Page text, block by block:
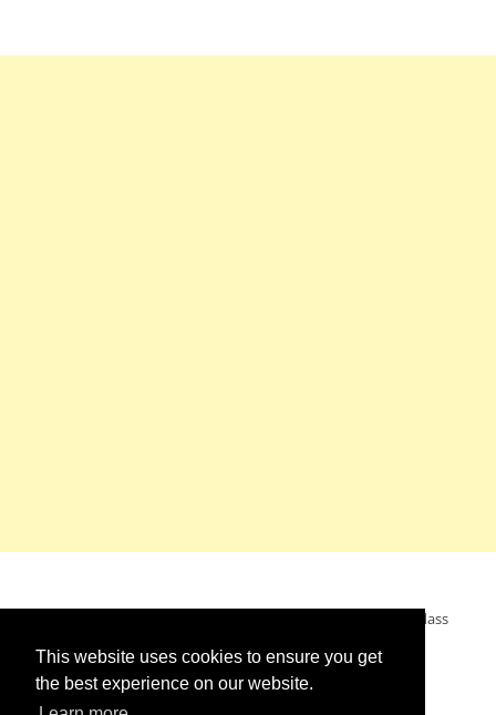
This website uses cookies to ensure you get
the best experience on our website.
Mein Wunsch: dass alle Menschen ohne Krieg leben dürfen, dass
alle Menschen den Krieg verurteilen und sich von den
Kriegstreibern abwenden. Das wünsche ich mir.